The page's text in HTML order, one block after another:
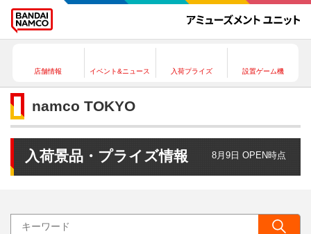
店舗情報 イベント&ニュース 入荷プライズ 設置ゲーム機
namco TOKYO
入荷景品・プライズ情報 8月9日 OPEN時点